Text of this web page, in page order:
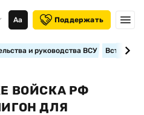
Аа Поддержать
и руководства ВСУ
ВОЙСКА РФ
ДЛЯ